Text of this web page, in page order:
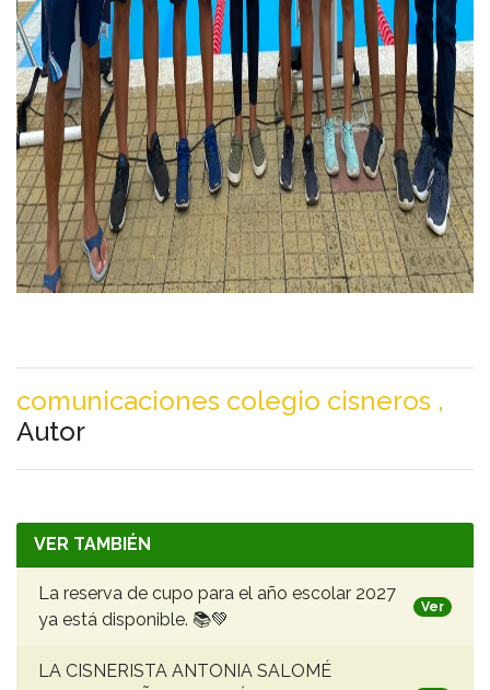
comunicaciones colegio cisneros ,
Autor
VER TAMBIÉN
La reserva de cupo para el año escolar 2027
ya está disponible. 📚💚
Ver
LA CISNERISTA ANTONIA SALOMÉ